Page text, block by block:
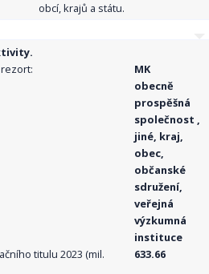
obcí, krajů a státu.
MK
obecně
prospěšná
společnost ,
jiné, kraj,
obec,
občanské
sdružení,
veřejná
výzkumná
instituce
titulu 2023 (mil.
633.66